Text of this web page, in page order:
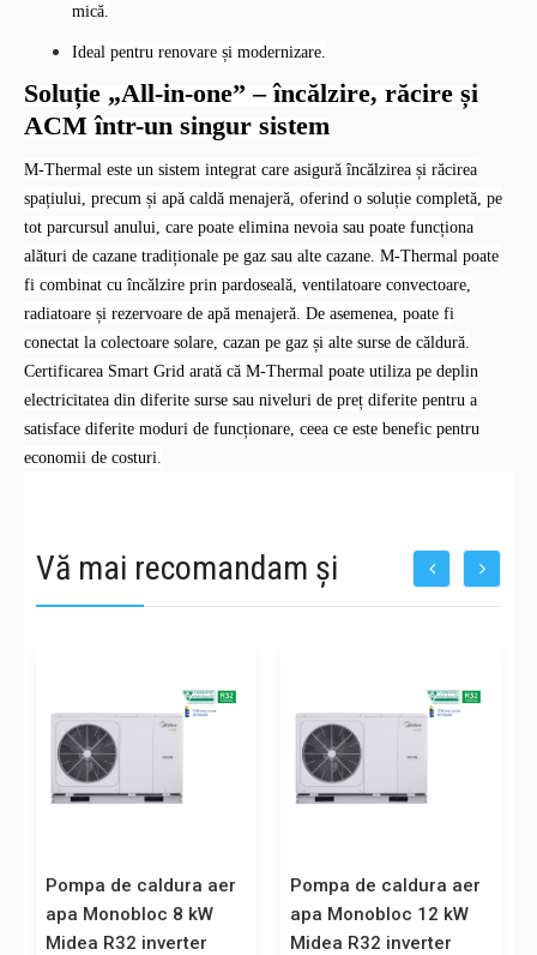
mică.
Ideal pentru renovare și modernizare.
Soluție „All-in-one” – încălzire, răcire și
ACM într-un singur sistem
M-Thermal este un sistem integrat care asigură încălzirea și răcirea
spațiului, precum și apă caldă menajeră, oferind o soluție completă, pe
tot parcursul anului, care poate elimina nevoia sau poate funcționa
alături de cazane tradiționale pe gaz sau alte cazane. M-Thermal poate
fi combinat cu încălzire prin pardoseală, ventilatoare convectoare,
radiatoare și rezervoare de apă menajeră. De asemenea, poate fi
conectat la colectoare solare, cazan pe gaz și alte surse de căldură.
Certificarea Smart Grid arată că M-Thermal poate utiliza pe deplin
electricitatea din diferite surse sau niveluri de preț diferite pentru a
satisface diferite moduri de funcționare, ceea ce este benefic pentru
economii de costuri.
Vă mai recomandam și
Pompa de caldura aer
apa Monobloc 8 kW
Midea R32 inverter
Pompa de caldura aer
apa Monobloc 12 kW
Midea R32 inverter